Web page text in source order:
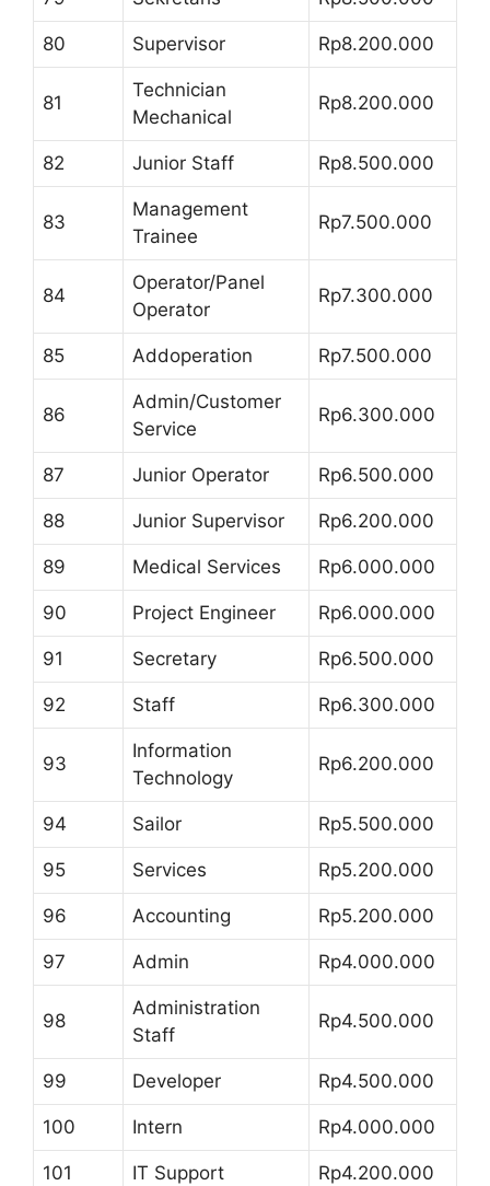
80 Supervisor Rp8.200.000
81
Technician
Mechanical
Rp8.200.000
82 Junior Staff Rp8.500.000
83
Management
Trainee
Rp7.500.000
84
Operator/Panel
Operator
Rp7.300.000
85 Addoperation Rp7.500.000
86
Admin/Customer
Service
Rp6.300.000
87 Junior Operator Rp6.500.000
88 Junior Supervisor Rp6.200.000
89 Medical Services Rp6.000.000
90 Project Engineer Rp6.000.000
91 Secretary Rp6.500.000
92 Staff Rp6.300.000
93
Information
Technology
Rp6.200.000
94 Sailor Rp5.500.000
95 Services Rp5.200.000
96 Accounting Rp5.200.000
97 Admin Rp4.000.000
98
Administration
Staff
Rp4.500.000
99 Developer Rp4.500.000
100 Intern Rp4.000.000
101 IT Support Rp4.200.000